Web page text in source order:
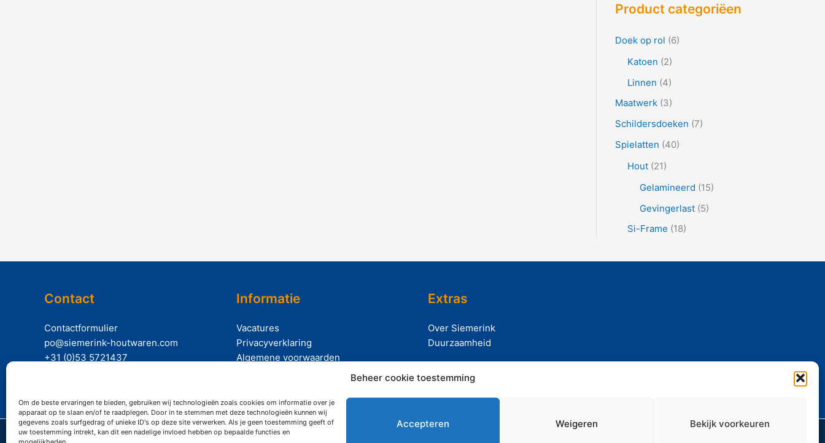
Beheer cookie toestemming
Om de beste ervaringen te bieden, gebruiken wij technologieën zoals cookies om informatie over je
apparaat op te slaan en/of te raadplegen. Door in te stemmen met deze technologieën kunnen wij
gegevens zoals surfgedrag of unieke ID's op deze site verwerken. Als je geen toestemming geeft of
uw toestemming intrekt, kan dit een nadelige invloed hebben op bepaalde functies en
Accepteren Weigeren Bekijk voorkeuren
k
n
:
Product categoriëen
Doek op rol (6)
Katoen (2)
Linnen (4)
Maatwerk (3)
Schildersdoeken (7)
Spielatten (40)
Hout (21)
Gelamineerd (15)
Gevingerlast (5)
Si-Frame (18)
Contact
Contactformulier
po@siemerink-houtwaren.com
+31 (0)53 5721437
Informatie
Vacatures
Privacyverklaring
Algemene voorwaarden
Extras
Over Siemerink
Duurzaamheid
Copyright © 2026 Siemerink Houtwaren | Gerealiseerd door